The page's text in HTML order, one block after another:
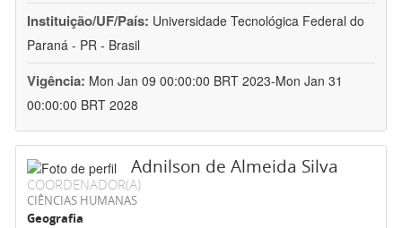
Instituição/UF/País: Universidade Tecnológica Federal do
Paraná - PR - Brasil
Vigência: Mon Jan 09 00:00:00 BRT 2023-Mon Jan 31
00:00:00 BRT 2028
Adnilson de Almeida Silva
COORDENADOR(A)
CIÊNCIAS HUMANAS
Geografia